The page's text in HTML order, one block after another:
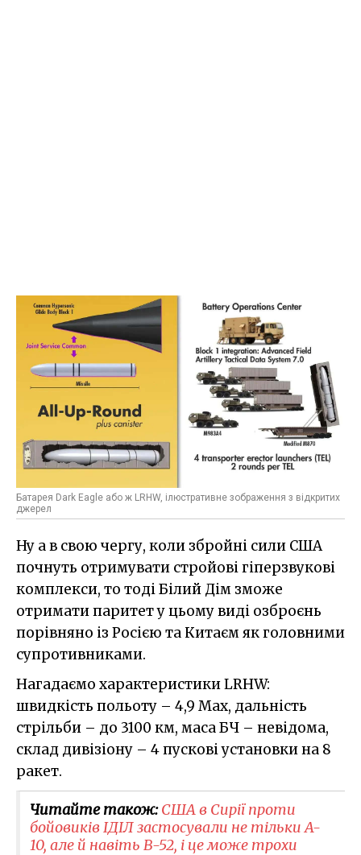
Батарея Dark Eagle або ж LRHW, ілюстративне зображення з відкритих
джерел
Ну а в свою чергу, коли збройні сили США
почнуть отримувати стройові гіперзвукові
комплекси, то тоді Білий Дім зможе
отримати паритет у цьому виді озброєнь
порівняно із Росією та Китаєм як головними
супротивниками.
Нагадаємо характеристики LRHW:
швидкість польоту – 4,9 Мах, дальність
стрільби – до 3100 км, маса БЧ – невідома,
склад дивізіону – 4 пускові установки на 8
ракет.
Читайте також:США в Сирії проти
бойовиків ІДІЛ застосували не тільки A-
10, але й навіть B-52, і це може трохи